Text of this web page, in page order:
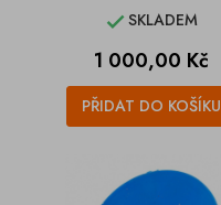
SKLADEM
Cena
1 000,00 Kč
PŘIDAT DO KOŠÍKU